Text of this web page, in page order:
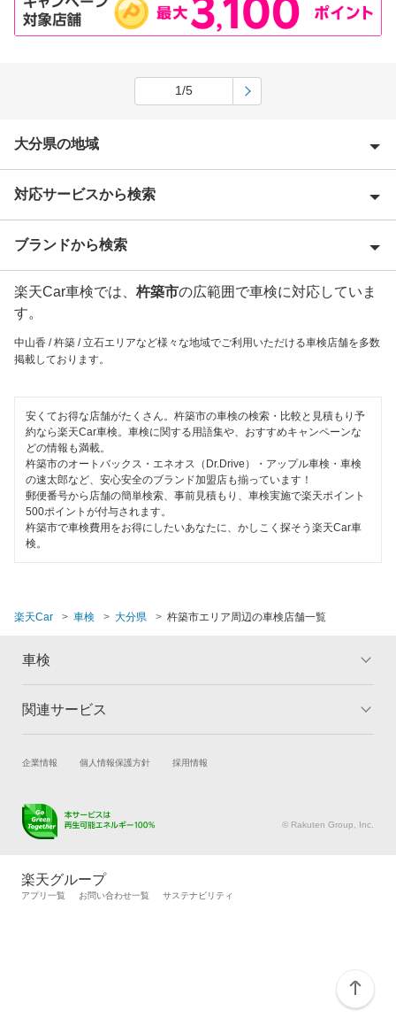
1/5
大分県の地域
宇佐市
大分市
玖珠郡
国東市
竹田市
津久見市
中津市
速見郡
豊後高田市
別府市
由布市
対応サービスから検索
Award 受賞店
優良店
特典あり
初めて来店割りあり
早割りあり
クレジットカードOK
土日祝OK
代車あり
輸入車OK
EV車OK
120分以内の車検
整備保証
コンピューター診断
ブランドから検索
ENEOS
オートバックス
車検のコバック
マッハ車検
出光興産「らくらく安心車検」
くるまクリニック
楽天Car車検では、 杵築市の広範囲で車検に対応していま
す。
中山香 / 杵築 / 立石エリアなど様々な地域でご利用いただける車検店舗を多数
掲載しております。
安くてお得な店舗がたくさん。杵築市の車検の検索・比較と見積もり予
約なら楽天Car車検。車検に関する用語集や、おすすめキャンペーンな
どの情報も満載。
杵築市のオートバックス・エネオス（Dr.Drive）・アップル車検・車検
の速太郎など、安心安全のブランド加盟店も揃っています！
郵便番号から店舗の簡単検索、事前見積もり、車検実施で楽天ポイント
500ポイントが付与されます。
杵築市で車検費用をお得にしたいあなたに、かしこく探そう楽天Car車
検。
楽天Car 車検 大分県 杵築市エリア周辺の車検店舗一覧
車検
トップ
車検の基礎知識 キャンペーン一覧
関連サービス
試乗・商談 新車購入
キズ修理予約
メンテナンス管理
自動車カタログ 自動車保険
企業情報 個人情報保護方針 採用情報
© Rakuten Group, Inc.
楽天グループ
アプリ一覧 お問い合わせ一覧 サステナビリティ